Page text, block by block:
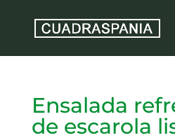
Ensalada
de escarola